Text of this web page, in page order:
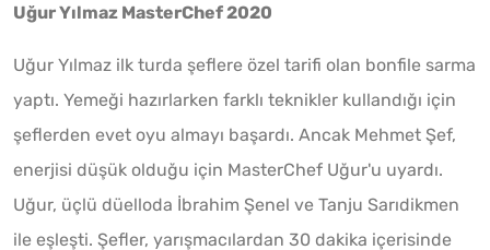
Uğur Yılmaz MasterChef 2020
Uğur Yılmaz ilk turda şeflere özel tarifi olan bonfile sarma
yaptı. Yemeği hazırlarken farklı teknikler kullandığı için
şeflerden evet oyu almayı başardı. Ancak Mehmet Şef,
enerjisi düşük olduğu için MasterChef Uğur'u uyardı.
Uğur, üçlü düelloda İbrahim Şenel ve Tanju Sarıdikmen
ile eşleşti. Şefler, yarışmacılardan 30 dakika içerisinde